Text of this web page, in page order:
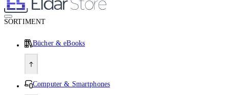
SORTIMENT
Bücher & eBooks
Computer & Smartphones